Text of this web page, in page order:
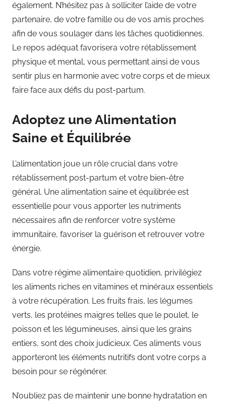
également. N’hésitez pas à solliciter l’aide de votre
partenaire, de votre famille ou de vos amis proches
afin de vous soulager dans les tâches quotidiennes.
Le repos adéquat favorisera votre rétablissement
physique et mental, vous permettant ainsi de vous
sentir plus en harmonie avec votre corps et de mieux
faire face aux défis du post-partum.
Adoptez une Alimentation
Saine et Équilibrée
L’alimentation joue un rôle crucial dans votre
rétablissement post-partum et votre bien-être
général. Une alimentation saine et équilibrée est
essentielle pour vous apporter les nutriments
nécessaires afin de renforcer votre système
immunitaire, favoriser la guérison et retrouver votre
énergie.
Dans votre régime alimentaire quotidien, privilégiez
les aliments riches en vitamines et minéraux essentiels
à votre récupération. Les fruits frais, les légumes
verts, les protéines maigres telles que le poulet, le
poisson et les légumineuses, ainsi que les grains
entiers, sont des choix judicieux. Ces aliments vous
apporteront les éléments nutritifs dont votre corps a
besoin pour se régénérer.
N’oubliez pas de maintenir une bonne hydratation en